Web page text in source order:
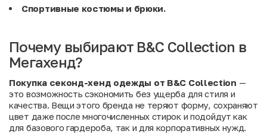
Спортивные костюмы и брюки.
Почему выбирают B&C Collection в
Мегахенд?
Покупка секонд-хенд одежды от B&C Collection —
это возможность сэкономить без ущерба для стиля и
качества. Вещи этого бренда не теряют форму, сохраняют
цвет даже после многочисленных стирок и подойдут как
для базового гардероба, так и для корпоративных нужд.